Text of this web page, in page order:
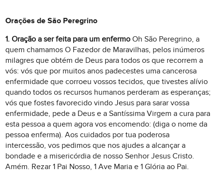
Orações de São Peregrino
1. Oração a ser feita para um enfermo Oh São Peregrino, a
quem chamamos O Fazedor de Maravilhas, pelos inúmeros
milagres que obtém de Deus para todos os que recorrem a
vós: vós que por muitos anos padecestes uma cancerosa
enfermidade que corroeu vossos tecidos, que tivestes alívio
quando todos os recursos humanos perderam as esperanças;
vós que fostes favorecido vindo Jesus para sarar vossa
enfermidade, pede a Deus e a Santíssima Virgem a cura para
esta pessoa a quem agora vos encomendo: (diga o nome da
pessoa enferma). Aos cuidados por tua poderosa
intercessão, vos pedimos que nos ajudes a alcançar a
bondade e a misericórdia de nosso Senhor Jesus Cristo.
Amém. Rezar 1 Pai Nosso, 1 Ave Maria e 1 Glória ao Pai.